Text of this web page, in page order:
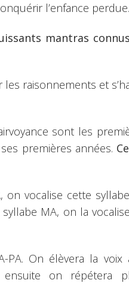
l’enfance perdue.
mantras
raisonnements et
sont les
premières années.
vocalise cette
MA, on la
On élèvera la voix
on répétera